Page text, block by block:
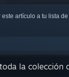
artículo a tu lista
la colección